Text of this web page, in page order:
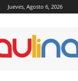
Jueves, Agosto 6, 2026